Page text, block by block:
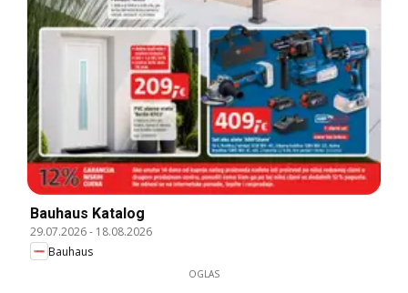
Bauhaus Katalog
29.07.2026- 18.08.2026
Bauhaus
OGLAS